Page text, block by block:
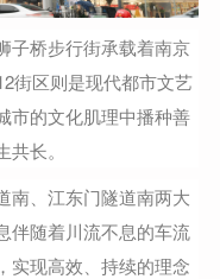
子桥步行街承载着南京
街区则是现代都市文艺
市的文化肌理中播种善
长。
南、江东门隧道南两大
伴随着川流不息的车流
实现高效、持续的理念